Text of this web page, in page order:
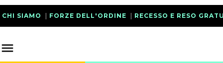
CHI SIAMO FORZE DELL'ORDINE RECESSO E RESO

